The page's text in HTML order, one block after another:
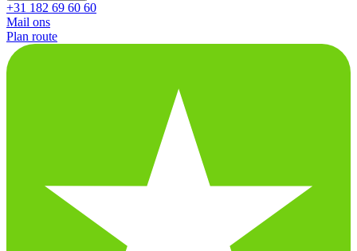
+31 182 69 60 60
Mail ons
Plan route